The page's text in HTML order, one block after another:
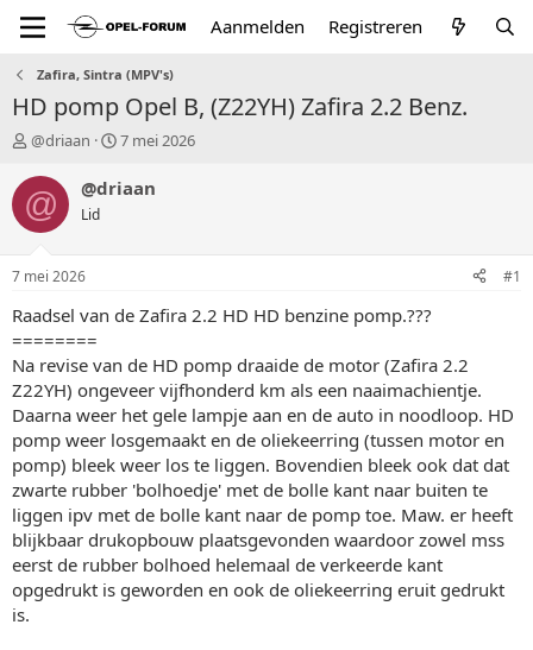
Aanmelden Registreren
Zafira, Sintra (MPV's)
HD pomp Opel B, (Z22YH) Zafira 2.2 Benz.
T
p
i
c
a
r
r
@driaan
S
a
u
7 mei 2026
@ @driaan
Lid
7 mei 2026 #1
Raadsel van de Zafira 2.2 HD HD benzine pomp.???
========
Na revise van de HD pomp draaide de motor (Zafira 2.2
Z22YH) ongeveer vijfhonderd km als een naaimachientje.
Daarna weer het gele lampje aan en de auto in noodloop. HD
pomp weer losgemaakt en de oliekeerring (tussen motor en
pomp) bleek weer los te liggen. Bovendien bleek ook dat dat
zwarte rubber 'bolhoedje' met de bolle kant naar buiten te
liggen ipv met de bolle kant naar de pomp toe. Maw. er heeft
blijkbaar drukopbouw plaatsgevonden waardoor zowel mss
eerst de rubber bolhoed helemaal de verkeerde kant
opgedrukt is geworden en ook de oliekeerring eruit gedrukt
is.